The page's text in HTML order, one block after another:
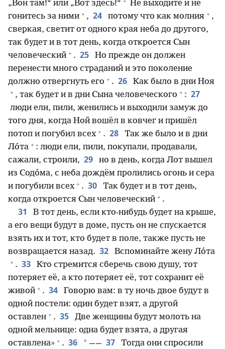
„Вон там!“ или „Вот здесь!“
Не выходите и не
гонитесь за ними + , 24 потому что как молния + ,
сверкая, светит от одного края неба до другого,
так будет и в тот день, когда откроется Сын
человеческий + . 25
Но прежде он должен
перенести много страданий и это поколение
должно отвергнуть его + . 26 Как было в дни Ноя
+ , так будет и в дни Сына человеческого + : 27
люди ели, пили, женились и выходили замуж до
того дня, когда Ной вошёл в ковчег и пришёл
потоп и погубил всех + . 28
Так же было и в дни
Ло́та + : люди ели, пили, покупали, продавали,
сажали, строили, 29
но в день, когда Лот вышел
из Содо́ма, с неба дождём пролились огонь и сера
и погубили всех + . 30
Так будет и в тот день,
когда откроется Сын человеческий + .
31
В тот день, если кто-нибудь будет на крыше,
а его вещи будут в доме, пусть он не спускается
взять их и тот, кто будет в поле, также пусть не
возвращается назад. 32 Вспоминайте жену Ло́та
+ . 33
Кто стремится сберечь свою душу, тот
потеряет её, а кто потеряет её, тот сохранит её
живой + . 34
Говорю вам: в ту ночь двое будут в
одной постели: один будет взят, а другой
оставлен + . 35
Две женщины будут молоть на
одной мельнице: одна будет взята, а другая
оставлена» + . 36 * —— 37
Тогда они спросили